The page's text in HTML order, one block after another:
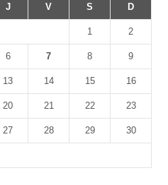
J V S D
1 2
6 7 8 9
13 14 15 16
20 21 22 23
27 28 29 30